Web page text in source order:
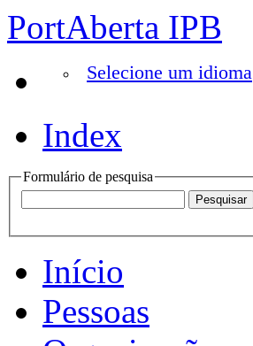
PortAberta IPB
Selecione um idioma
Index
Formulário de pesquisa
Início
Pessoas